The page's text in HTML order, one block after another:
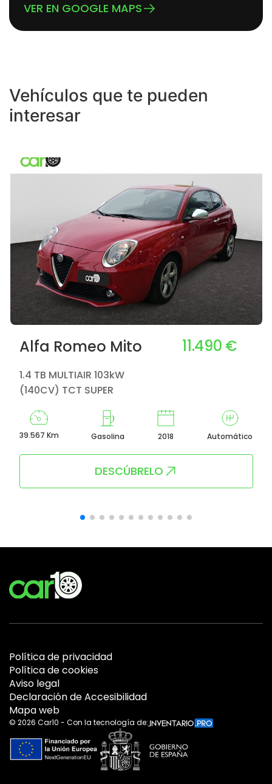
VER EN GOOGLE MAPS
Vehículos que te pueden
interesar
Alfa Romeo Mito
1.4 TB MULTIAIR 103kW
(140CV) TCT SUPER
11.490 €
39.567 Km Gasolina 2018 Automático
DESCÚBRELO
Política de privacidad
Política de cookies
Aviso legal
Declaración de Accesibilidad
Mapa web
© 2026 Car10 - Con la tecnología de: